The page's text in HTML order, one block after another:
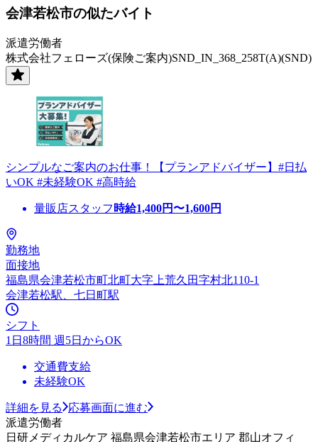
会津若松市の似たバイト
派遣労働者
株式会社フェローズ(保険ご案内)SND_IN_368_258T(A)(SND)
シンプルなご案内のお仕事！【プランアドバイザー】#日払
いOK #未経験OK #高時給
量販店スタッフ 時給1,400円〜1,600円
勤務地
面接地
福島県会津若松市町北町大字上荒久田字村北110-1
会津若松駅、七日町駅
シフト
1日8時間 週5日からOK
交通費支給
未経験OK
詳細を見る
応募画面に進む
派遣労働者
日研メディカルケア 福島県会津若松市エリア 郡山オフィ